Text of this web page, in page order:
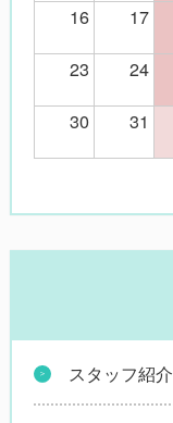
16
17
23
24
30
31
スタッフ紹介